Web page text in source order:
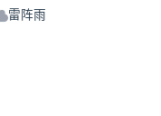
雷阵雨